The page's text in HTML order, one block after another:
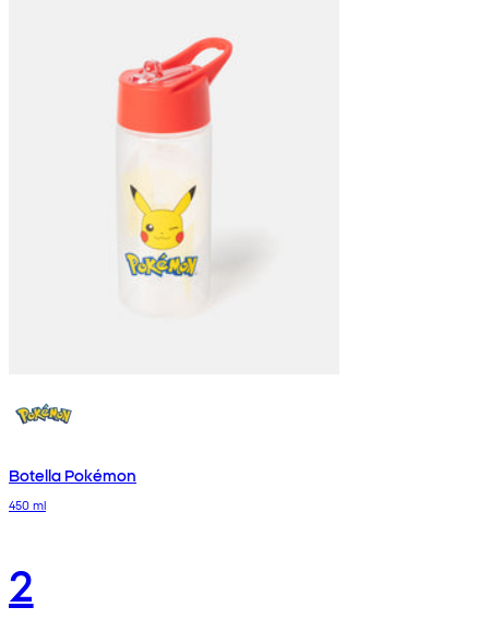
Botella Pokémon
450 ml
2